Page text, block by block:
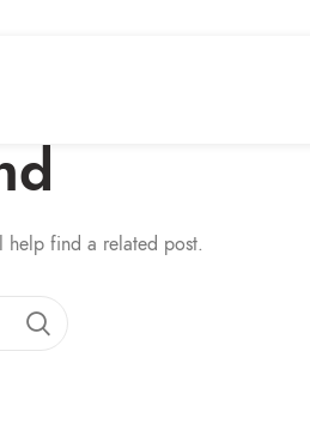
help find a related post.